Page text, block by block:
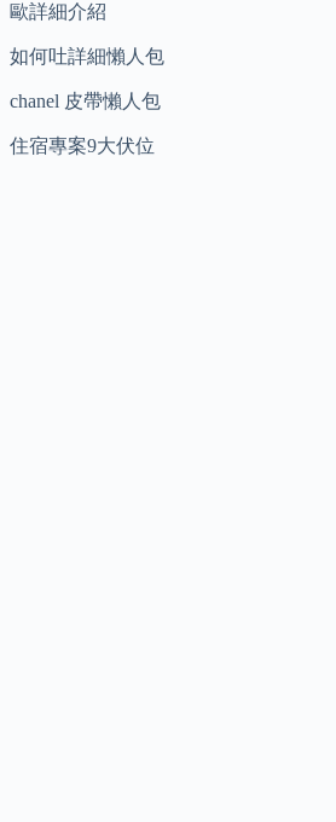
歐詳細介紹
如何吐詳細懶人包
chanel 皮帶懶人包
住宿專案9大伏位